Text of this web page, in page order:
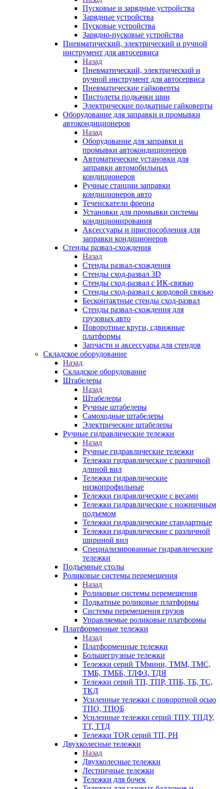
Пусковые и зарядные устройства
Зарядные устройства
Пусковые устройства
Зарядно-пусковые устройства
Пневматический, электрический и ручной
инструмент для автосервиса
Назад
Пневматический, электрический и
ручной инструмент для автосервиса
Пневматические гайковерты
Пистолеты подкачки шин
Электрические подкатные гайковерты
Оборудование для заправки и промывки
автокондиционеров
Назад
Оборудование для заправки и
промывки автокондиционеров
Автоматические установки для
заправки автомобильных
кондиционеров
Ручные станции заправки
кондиционеров авто
Течеискатели фреона
Установки для промывки системы
кондиционирования
Аксессуары и приспособления для
заправки кондиционеров
Стенды развал-схождения
Назад
Стенды развал-схождения
Стенды сход-развал 3D
Стенды сход-развал с ИК-связью
Стенды сход-развал с кордовой связью
Бесконтактные стенды сход-развал
Стенды развал-схождения для
грузовых авто
Поворотные круги, сдвижные
платформы
Запчасти и аксессуары для стендов
Складское оборудование
Назад
Складское оборудование
Штабелеры
Назад
Штабелеры
Ручные штабелеры
Самоходные штабелеры
Электрические штабелеры
Ручные гидравлические тележки
Назад
Ручные гидравлические тележки
Тележки гидравлические с различной
длиной вил
Тележки гидравлические
низкопрофильные
Тележки гидравлические с весами
Тележки гидравлические с ножничным
подъемом
Тележки гидравлические стандартные
Тележки гидравлические с различной
шириной вил
Специализированные гидравлические
тележки
Подъемные столы
Роликовые системы перемещения
Назад
Роликовые системы перемещения
Подкатные роликовые платформы
Системы перемещения грузов
Управляемые роликовые платформы
Платформенные тележки
Назад
Платформенные тележки
Большегрузные тележки
Тележки серий ТМмини, ТММ, ТМС,
ТМБ, ТМББ, ТЛФЗ, ТДЯ
Тележки серий ТП, ТПР, ТПБ, ТБ, ТС,
ТКД
Усиленные тележки с поворотной осью
ТПО, ТПОБ
Усиленные тележки серий ТПУ, ТПДУ,
ТТ, ТТД
Тележки TOR серий ТП, PH
Двухколесные тележки
Назад
Двухколесные тележки
Лестничные тележки
Тележки для бочек